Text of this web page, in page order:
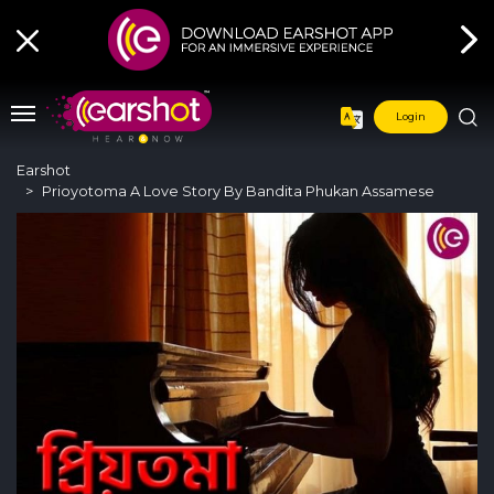
Login
Earshot
Prioyotoma A Love Story By Bandita Phukan Assamese